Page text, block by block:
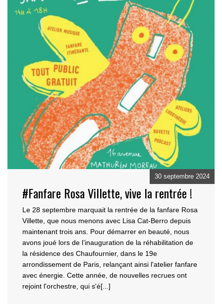
#Fanfare Rosa Villette, vive la rentrée !
30 septembre 2024
Le 28 septembre marquait la rentrée de la fanfare Rosa
Villette, que nous menons avec Lisa Cat-Berro depuis
maintenant trois ans. Pour démarrer en beauté, nous
avons joué lors de l’inauguration de la réhabilitation de
la résidence des Chaufournier, dans le 19e
arrondissement de Paris, relançant ainsi l'atelier fanfare
avec énergie. Cette année, de nouvelles recrues ont
rejoint l'orchestre, qui s'é[...]